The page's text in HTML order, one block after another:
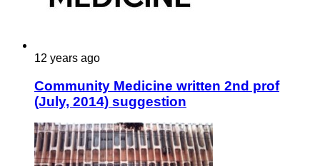
12 years ago
Community Medicine written 2nd prof
(July, 2014) suggestion